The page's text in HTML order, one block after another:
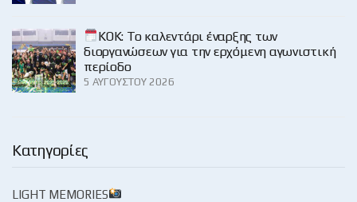
KOK: Το καλεντάρι έναρξης των
διοργανώσεων για την ερχόμενη αγωνιστική
περίοδο
5 ΑΥΓΟΎΣΤΟΥ 2026
Κατηγορίες
LIGHT MEMORIES